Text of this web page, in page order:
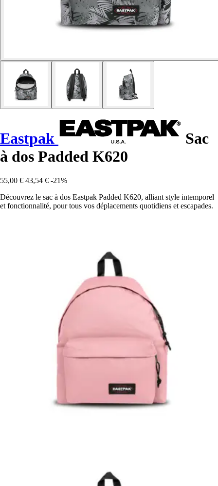
Eastpak
Sac
à dos Padded K620
55,00 € 43,54 € -21%
Découvrez le sac à dos Eastpak Padded K620, alliant style intemporel
et fonctionnalité, pour tous vos déplacements quotidiens et escapades.